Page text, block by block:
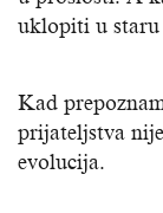
uklopiti u
Kad
prijateljstva
evolucija.